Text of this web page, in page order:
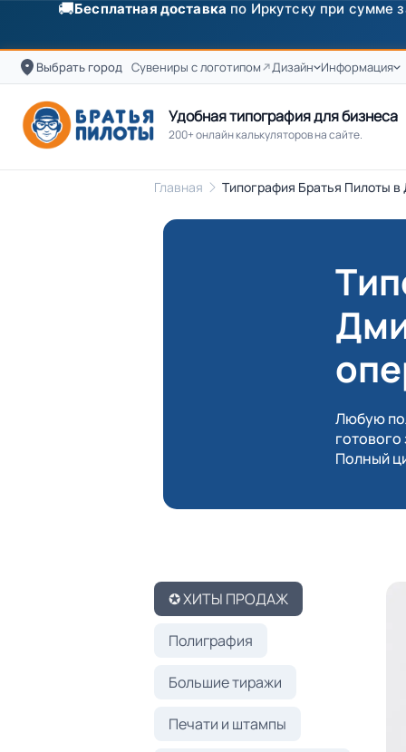
✨Скидка250 ₽на первый заказ от 3000 ₽ по
Выбрать город Сувениры с логотипом Дизайн Информация
Удобная типография для бизнеса
200+ онлайн калькуляторов на сайте.
Главная Типография Братья Пилоты
Любую
готового
Полный
✪ ХИТЫ ПРОДАЖ
Полиграфия
Большие тиражи
Печати и штампы